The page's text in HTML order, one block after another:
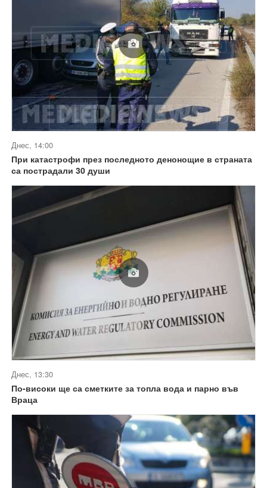
Днес, 14:00
При катастрофи през последното денонощие в страната
са пострадали 30 души
Днес, 13:30
По-високи ще са сметките за топла вода и парно във
Враца